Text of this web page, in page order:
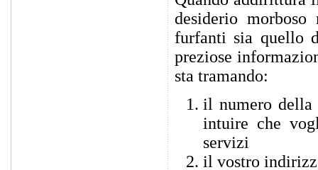
desiderio
furfanti sia quello
preziose
sta tramando:
il numero della
intuire che
servizi
il vostro